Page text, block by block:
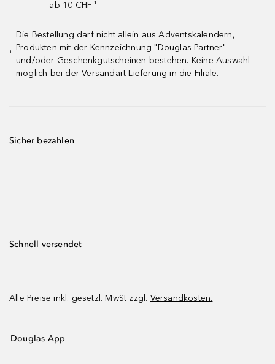
ab 10 CHF ¹
¹
Die Bestellung darf nicht allein aus Adventskalendern,
Produkten mit der Kennzeichnung "Douglas Partner"
und/oder Geschenkgutscheinen bestehen. Keine Auswahl
möglich bei der Versandart Lieferung in die Filiale.
Sicher bezahlen
Schnell versendet
Alle Preise inkl. gesetzl. MwSt zzgl. Versandkosten.
Douglas App